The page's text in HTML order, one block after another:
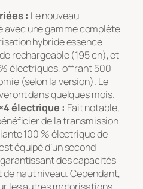
: Le nouveau
avec une gamme complète
hybride essence
rechargeable (195 ch), et
électriques, offrant 500
(selon la version). Le
dans quelques mois.
électrique : Fait notable,
de la transmission
100 % électrique de
équipé d’un second
des capacités
haut niveau. Cependant,